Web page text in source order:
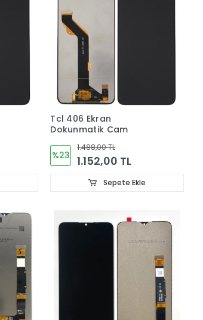
Tcl 406 Ekran
Dokunmatik Cam
%23
1.488,00 TL
1.152,00 TL
Sepete Ekle